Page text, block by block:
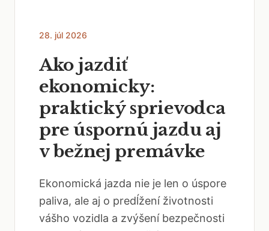
28. júl 2026
Ako jazdiť
ekonomicky:
praktický sprievodca
pre úspornú jazdu aj
v bežnej premávke
Ekonomická jazda nie je len o úspore
paliva, ale aj o predĺžení životnosti
vášho vozidla a zvýšení bezpečnosti